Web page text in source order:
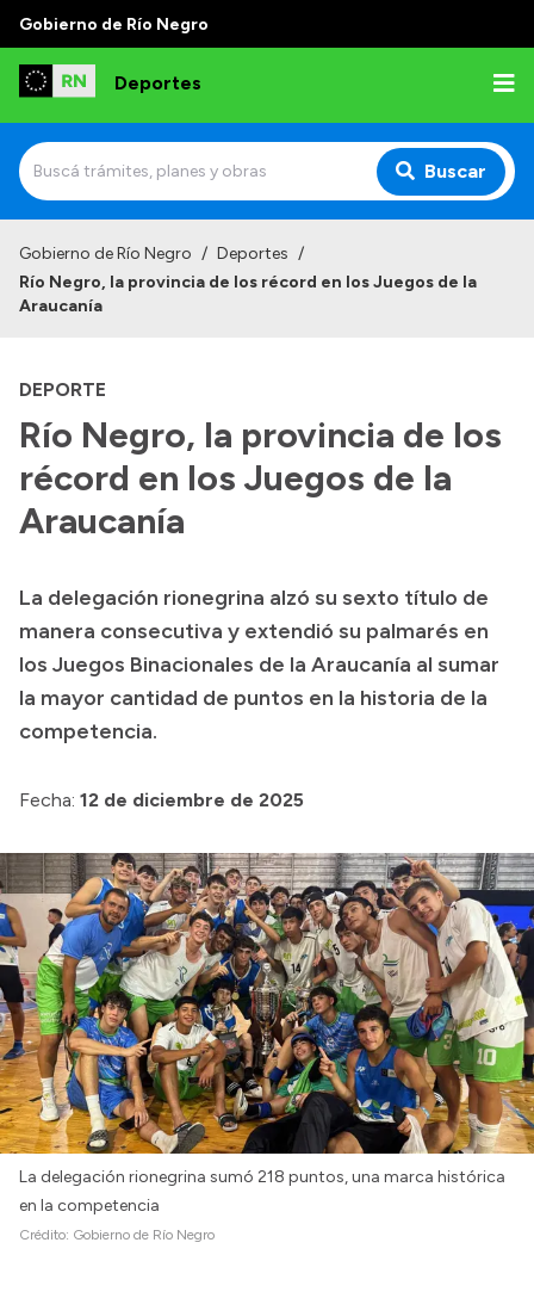
Gobierno de Río Negro
Deportes
Buscar
Institucional
Autoridades
Normativa
Transparencia
Boletín Oficial
Compras y licitaciones
Consulta de expedientes
Consulta de pago a proveedores
Intranet
Login
Gobierno de Río Negro / Deportes /
Río Negro, la provincia de los récord en los Juegos de la
Araucanía
DEPORTE
Río Negro, la provincia de los
récord en los Juegos de la
Araucanía
La delegación rionegrina alzó su sexto título de
manera consecutiva y extendió su palmarés en
los Juegos Binacionales de la Araucanía al sumar
la mayor cantidad de puntos en la historia de la
competencia.
Fecha: 12 de diciembre de 2025
La delegación rionegrina sumó 218 puntos, una marca histórica
en la competencia
Crédito: Gobierno de Río Negro